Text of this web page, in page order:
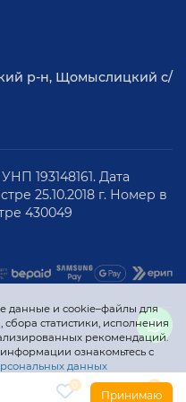
допустимые нормы
превышены на
Большой выбор,
и
сотрудничества –
данные и cookie–файлы для
статистики, исполнения
рекомендаций.
ознакомьтесь с
данных
Принимаю
р-н, Щомыслицкий с/
193148161. Дата
25.10.2018 г. Номер в
430049
0 0